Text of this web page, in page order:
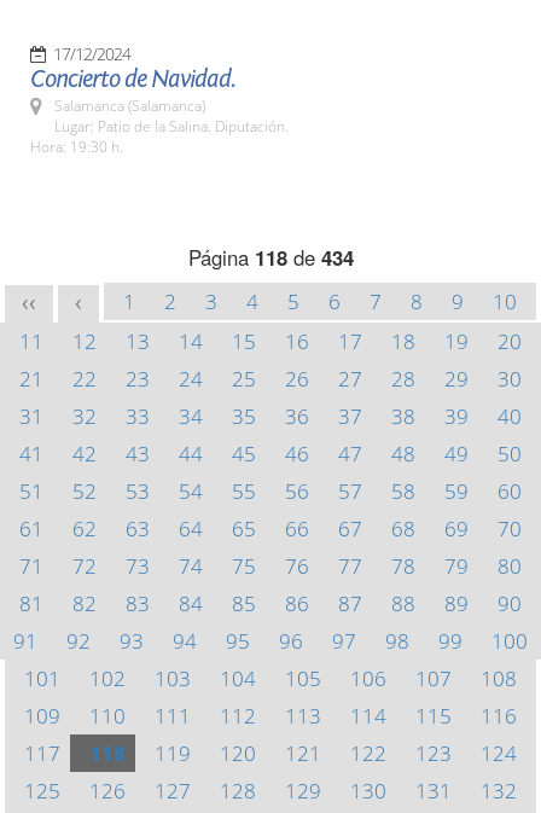
17/12/2024
Concierto de Navidad.
Salamanca (Salamanca)
Lugar: Patio de la Salina. Diputación.
Hora: 19:30 h.
Página 118de 434
<< < 1 2 3 4 5 6 7 8 9
10
11
12 13 14 15 16 17 18 19
20
21
22 23 24 25 26 27 28 29
30
31
32 33 34 35 36 37 38 39
40
41
42 43 44 45 46 47 48 49
50
51
52 53 54 55 56 57 58 59
60
61
62 63 64 65 66 67 68 69
70
71
72 73 74 75 76 77 78 79
80
81
82 83 84 85 86 87 88 89
90
91
92 93 94 95 96 97 98 99
100
101
102 103 104 105 106 107
108
109
110 111 112 113 114 115
116
117
118 119 120 121 122 123
124
125
126 127 128 129 130 131
132